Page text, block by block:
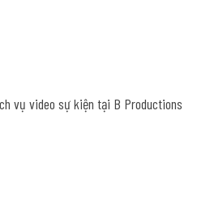
vụ video sự kiện tại B Productions